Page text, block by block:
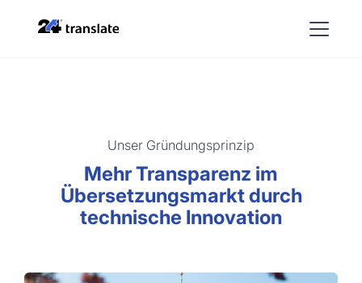
Unser Gründungsprinzip
Mehr Transparenz im
Übersetzungsmarkt durch
technische Innovation